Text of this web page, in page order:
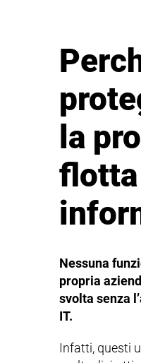
la
flotta
Nessuna
propria
svolta senza
IT.
Infatti, questi